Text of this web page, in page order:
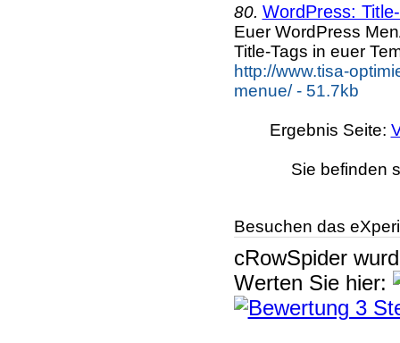
80. WordPress:
Euer WordPress
Title-Tags in euer
http://www.tisa-
menue/ - 51.7kb
Ergebnis Seite:
Sie befinden
Besuchen das
cRowSpider
Werten Sie hier: